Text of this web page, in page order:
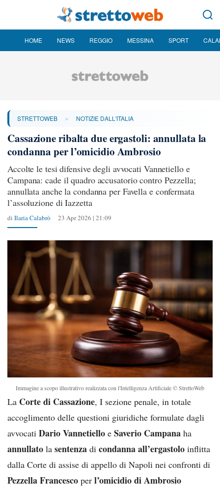
HOME NEWS REGGIO MESSINA SPORT
STRETTOWEB » NOTIZIE DALL'ITALIA
Cassazione ribalta due ergastoli: annullata la
condanna per l’omicidio Ambrosio
Accolte le tesi difensive degli avvocati Vannetiello e
Campana: cade il quadro accusatorio contro Pezzella;
annullata anche la condanna per Favella e confermata
l’assoluzione di Iazzetta
di Ilaria Calabrò 23 Apr 2026 | 21:09
Immagine a scopo illustrativo realizzata con l'Intelligenza Artificiale © StrettoWeb
La Corte di Cassazione, I sezione penale, in totale
accoglimento delle questioni giuridiche formulate dagli
avvocati Dario Vannetiello e Saverio Campana ha
annullato la sentenza di condanna all’ergastolo inflitta
dalla Corte di assise di appello di Napoli nei confronti di
Pezzella Francesco per l’omicidio di Ambrosio